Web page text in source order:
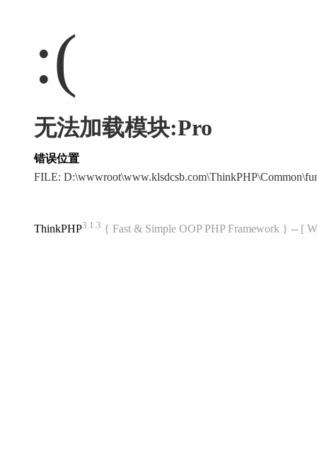
:(
无法加载模块:Pro
错误位置
FILE:
ThinkPHP3.1.3 { Fast & Simple OOP PHP Framework } -- [